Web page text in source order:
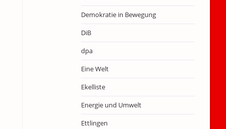
Demokratie in Bewegung
DiB
dpa
Eine Welt
Ekelliste
Energie und Umwelt
Ettlingen